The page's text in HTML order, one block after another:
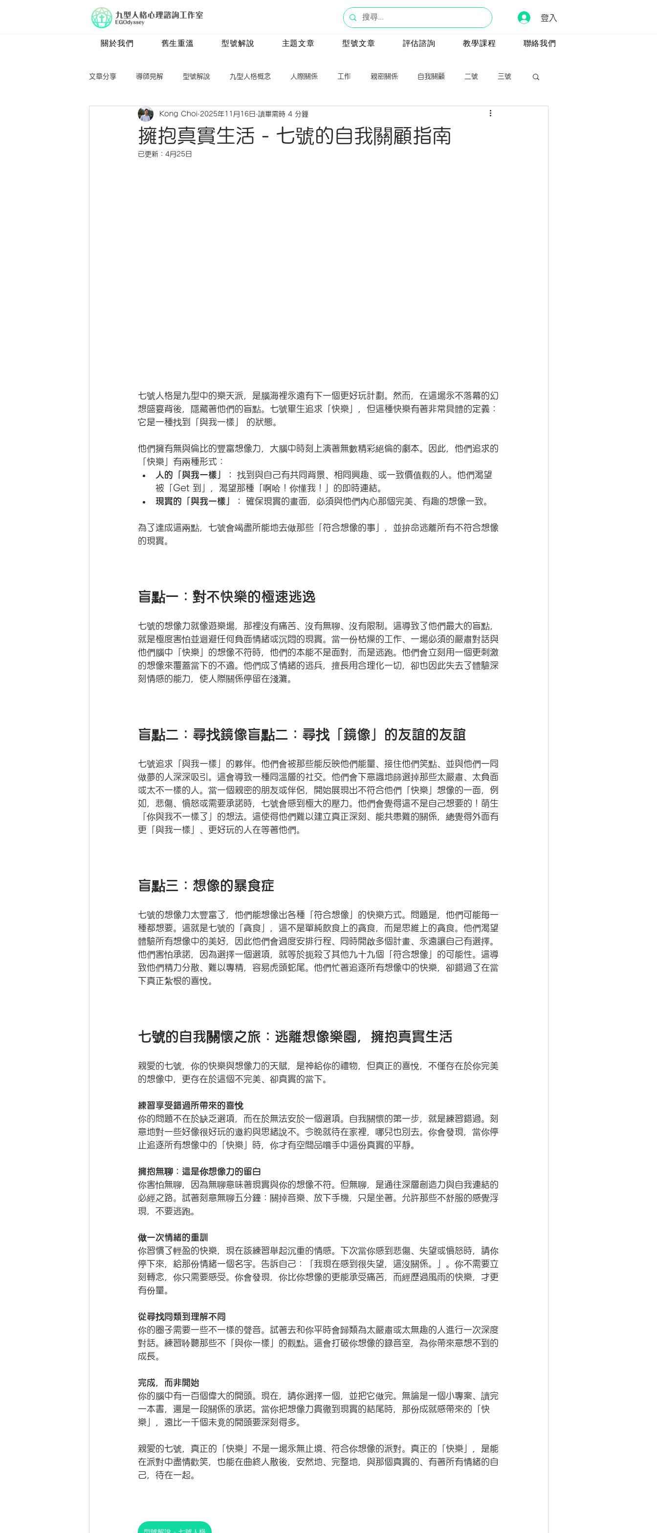
登入
關於我們 舊生重溫 型號解說 主題文章 型號文章 評估諮詢 教學課程 聯絡我們
文章分享 導師見解 型號解說 九型人格概念 人際關係 工作 親密關係 自我關顧 二號 三號
五號 六號 七號 八號 九號
擁抱真實生活 - 七號的自我關顧指南
Kong Choi 2025年11月16日 讀畢需時 4 分鐘
已更新： 4月25日
七號人格是九型中的樂天派，是腦海裡永遠有下一個更好玩計劃。然而，在這場永不落幕的幻
想盛宴背後，隱藏著他們的盲點。七號畢生追求「快樂」，但這種快樂有著非常具體的定義：
它是一種找到「與我一樣」 的狀態。
他們擁有無與倫比的豐富想像力，大腦中時刻上演著無數精彩絕倫的劇本。因此，他們追求的
「快樂」有兩種形式：
人的「與我一樣」：
找到與自己有共同背景、相同興趣、或一致價值觀的人。他們渴望
被「Get 到」，渴望那種「啊哈！你懂我！」的即時連結。
現實的「與我一樣」：
確保現實的畫面，必須與他們內心那個完美、有趣的想像一致。
為了達成這兩點，七號會竭盡所能地去做那些「符合想像的事」，並拚命逃離所有不符合想像
的現實。
盲點一：對不快樂的極速逃逸
七號的想像力就像遊樂場，那裡沒有痛苦、沒有無聊、沒有限制。這導致了他們最大的盲點，
就是極度害怕並迴避任何負面情緒或沉悶的現實。當一份枯燥的工作、一場必須的嚴肅對話與
他們腦中「快樂」的想像不符時，他們的本能不是面對，而是逃跑。他們會立刻用一個更刺激
的想像來覆蓋當下的不適。他們成了情緒的逃兵，擅長用合理化一切，卻也因此失去了體驗深
刻情感的能力，使人際關係停留在淺灘。
盲點二：尋找鏡像盲點二：尋找「鏡像」的友誼的友誼
七號追求「與我一樣」的夥伴。他們會被那些能反映他們能量、接住他們笑點、並與他們一同
做夢的人深深吸引。這會導致一種同溫層的社交。他們會下意識地篩選掉那些太嚴肅、太負面
或太不一樣的人。當一個親密的朋友或伴侶，開始展現出不符合他們「快樂」想像的一面，例
如，悲傷、憤怒或需要承諾時，七號會感到極大的壓力。他們會覺得這不是自己想要的！萌生
「你與我不一樣了」的想法。這使得他們難以建立真正深刻、能共患難的關係，總覺得外面有
更「與我一樣」、更好玩的人在等著他們。
盲點三：想像的暴食症
七號的想像力太豐富了，他們能想像出各種「符合想像」的快樂方式。問題是，他們可能每一
種都想要。這就是七號的「貪食」，這不是單純飲食上的貪食，而是思維上的貪食。他們渴望
體驗所有想像中的美好，因此他們會過度安排行程、同時開啟多個計畫、永遠讓自己有選擇。
他們害怕承諾，因為選擇一個選項，就等於扼殺了其他九十九個「符合想像」的可能性。這導
致他們精力分散、難以專精，容易虎頭蛇尾。他們忙著追逐所有想像中的快樂，卻錯過了在當
下真正紮根的喜悅。
七號的自我關懷之旅：逃離想像樂園，擁抱真實生活
親愛的七號，你的快樂與想像力的天賦，是神給你的禮物，但真正的喜悅，不僅存在於你完美
的想像中，更存在於這個不完美、卻真實的當下。
練習享受錯過所帶來的喜悅
你的問題不在於缺乏選項，而在於無法安於一個選項。自我關懷的第一步，就是練習錯過。刻
意地對一些好像很好玩的邀約與思緒說不。今晚就待在家裡，哪兒也別去。你會發現，當你停
止追逐所有想像中的「快樂」時，你才有空間品嚐手中這份真實的平靜。
擁抱無聊：這是你想像力的留白
你害怕無聊，因為無聊意味著現實與你的想像不符。但無聊，是通往深層創造力與自我連結的
必經之路。試著刻意無聊五分鐘：關掉音樂、放下手機，只是坐著。允許那些不舒服的感覺浮
現，不要逃跑。
做一次情緒的重訓
你習慣了輕盈的快樂，現在該練習舉起沉重的情感。下次當你感到悲傷、失望或憤怒時，請你
停下來，給那份情緒一個名字。告訴自己：「我現在感到很失望，這沒關係。」。你不需要立
刻轉念，你只需要感受。你會發現，你比你想像的更能承受痛苦，而經歷過風雨的快樂，才更
有份量。
從尋找同類到理解不同
你的圈子需要一些不一樣的聲音。試著去和你平時會歸類為太嚴肅或太無趣的人進行一次深度
對話。練習聆聽那些不「與你一樣」的觀點。這會打破你想像的錄音室，為你帶來意想不到的
成長。
完成，而非開始
你的腦中有一百個偉大的開頭。現在，請你選擇一個，並把它做完。無論是一個小專案、讀完
一本書，還是一段關係的承諾。當你把想像力貫徹到現實的結尾時，那份成就感帶來的「快
樂」，遠比一千個未竟的開頭要深刻得多。
親愛的七號，真正的「快樂」不是一場永無止境、符合你想像的派對。真正的「快樂」，是能
在派對中盡情歡笑，也能在曲終人散後，安然地、完整地，與那個真實的、有著所有情緒的自
己，待在一起。